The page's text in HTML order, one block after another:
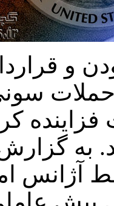
و
حملات
فزاینده
به
آژانس